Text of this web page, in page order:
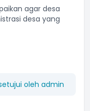
agar desa
desa yang
oleh admin